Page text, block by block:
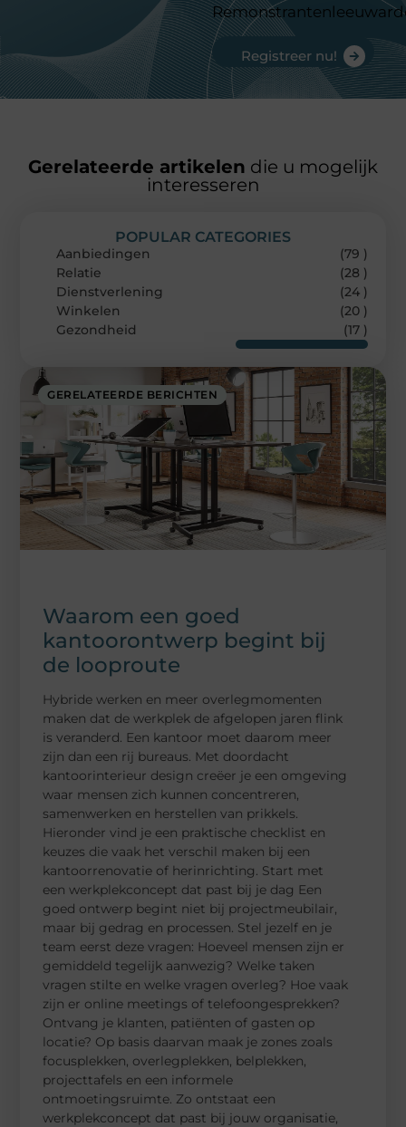
Registreer nu!
Gerelateerde artikelen die u mogelijk
interesseren
GERELATEERDE BERICHTEN
Waarom een goed
kantoorontwerp begint bij
de looproute
Hybride werken en meer overlegmomenten
maken dat de werkplek de afgelopen jaren flink
is veranderd. Een kantoor moet daarom meer
zijn dan een rij bureaus. Met doordacht
kantoorinterieur design creëer je een omgeving
waar mensen zich kunnen concentreren,
samenwerken en herstellen van prikkels.
Hieronder vind je een praktische checklist en
keuzes die vaak het verschil maken bij een
kantoorrenovatie of herinrichting. Start met
een werkplekconcept dat past bij je dag Een
goed ontwerp begint niet bij projectmeubilair,
maar bij gedrag en processen. Stel jezelf en je
team eerst deze vragen: Hoeveel mensen zijn er
gemiddeld tegelijk aanwezig? Welke taken
vragen stilte en welke vragen overleg? Hoe vaak
zijn er online meetings of telefoongesprekken?
Ontvang je klanten, patiënten of gasten op
locatie? Op basis daarvan maak je zones zoals
focusplekken, overlegplekken, belplekken,
projecttafels en een informele
ontmoetingsruimte. Zo ontstaat een
werkplekconcept dat past bij jouw organisatie,
POPULAR CATEGORIES
Aanbiedingen
(79 )
Relatie
(28 )
Dienstverlening
(24 )
Winkelen
(20 )
Gezondheid
(17 )